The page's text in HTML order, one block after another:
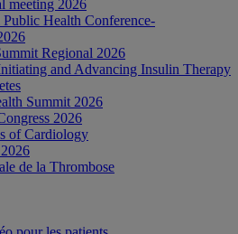
meeting 2026
Health Conference-
Regional 2026
and Advancing Insulin Therapy
Summit 2026
2026
of Cardiology
de la Thrombose